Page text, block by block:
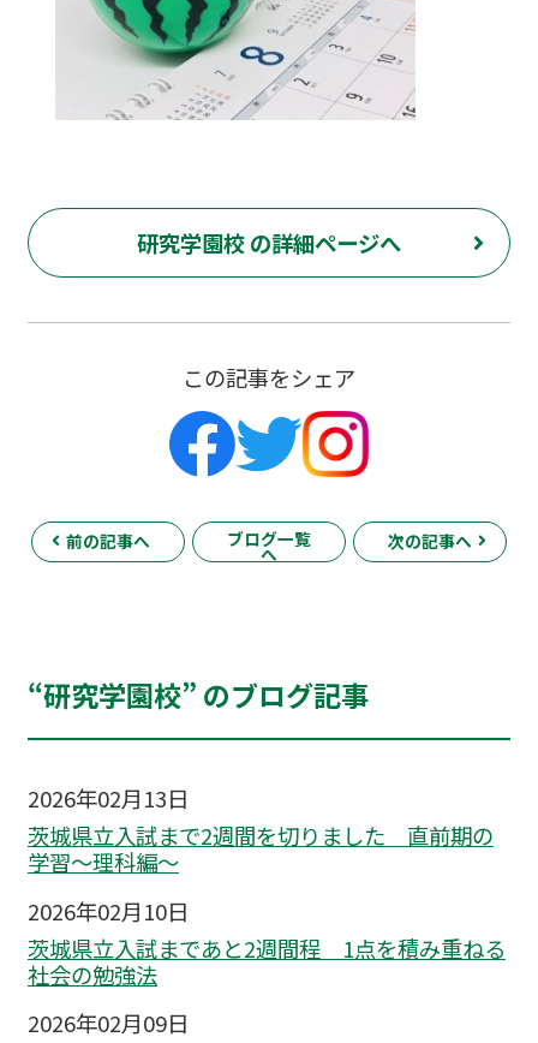
研究学園校 の詳細ページへ
この記事をシェア
前の記事へ ブログ一覧
へ
次の記事へ
“研究学園校” のブログ記事
2026年02月13日
茨城県立入試まで2週間を切りました 直前期の
学習～理科編〜
2026年02月10日
茨城県立入試まであと2週間程 1点を積み重ねる
社会の勉強法
2026年02月09日